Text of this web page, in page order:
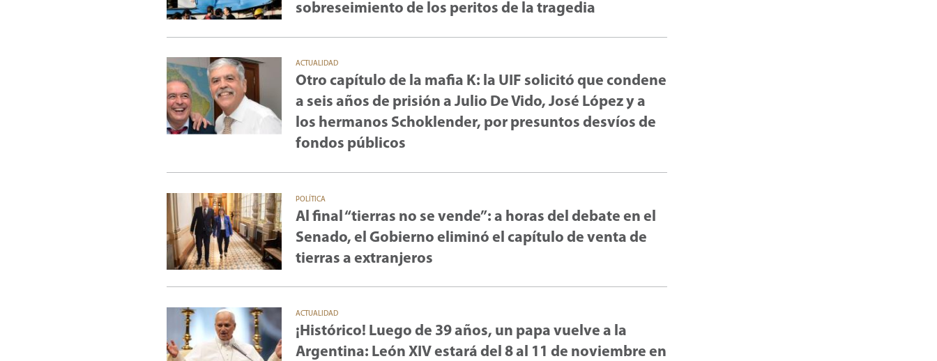
sobreseimiento de los peritos de la tragedia
ACTUALIDAD
Otro capítulo de la mafia K: la UIF solicitó que condene
a seis años de prisión a Julio De Vido, José López y a
los hermanos Schoklender, por presuntos desvíos de
fondos públicos
POLÍTICA
Al final “tierras no se vende”: a horas del debate en el
Senado, el Gobierno eliminó el capítulo de venta de
tierras a extranjeros
ACTUALIDAD
¡Histórico! Luego de 39 años, un papa vuelve a la
Argentina: León XIV estará del 8 al 11 de noviembre en